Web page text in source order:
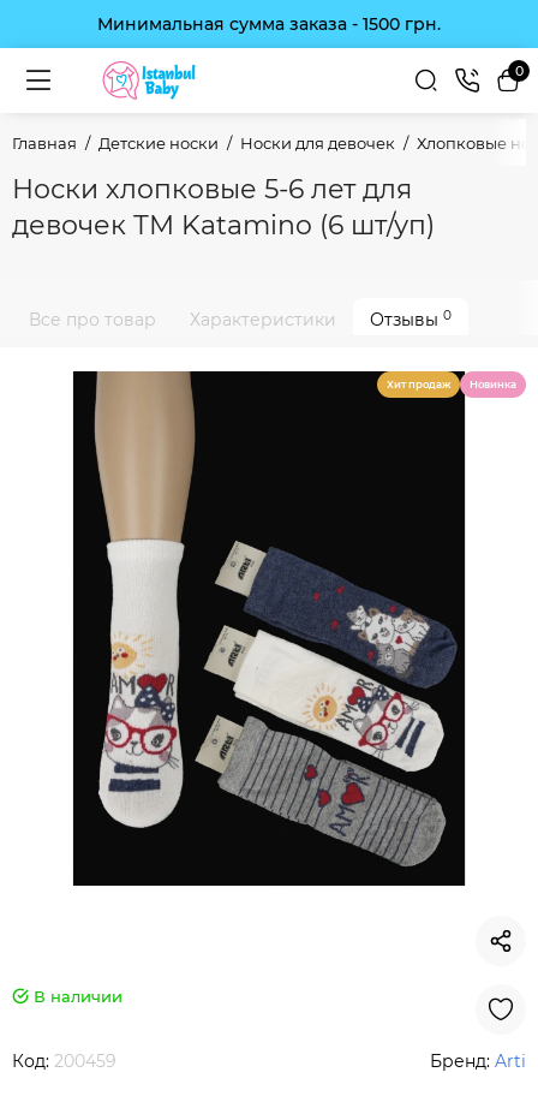
Минимальная сумма заказа - 1500 грн.
0
Главная Детские носки Носки для девочек Хлопковые
Носки хлопковые 5-6 лет для
девочек ТМ Katamino (6 шт/уп)
Все про товар Характеристики Отзывы 0
Хит продаж Новинка
В наличии
Код: 200459 Бренд: Arti